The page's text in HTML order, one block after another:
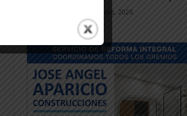
7 julio, 2026